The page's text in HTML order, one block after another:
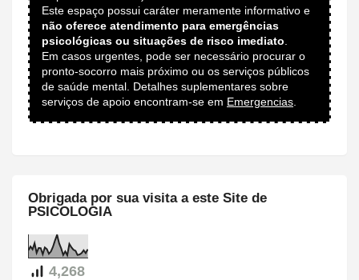
Este espaço possui caráter meramente informativo e
não oferece atendimento para emergências
psicológicas ou situações de risco imediato
Em casos urgentes, pode ser necessário procurar o
pronto-socorro mais próximo ou os serviços públicos
de saúde mental. Detalhes suplementares sobre
serviços de apoio encontram-se em Emergencias
Obrigada por sua visita a este Site de
PSICOLOGIA
4,268